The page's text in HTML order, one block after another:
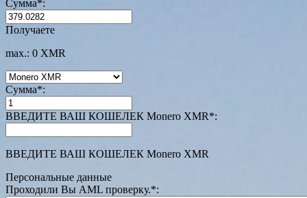
Сумма*:
Получаете
max.: 0 XMR
Сумма*:
ВВЕДИТЕ ВАШ КОШЕЛЕК Monero XMR*:
ВВЕДИТЕ ВАШ КОШЕЛЕК Monero XMR
Персональные данные
Проходили Вы AML проверку.*: